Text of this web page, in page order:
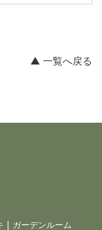
▲ 一覧へ戻る
| ガーデンルーム